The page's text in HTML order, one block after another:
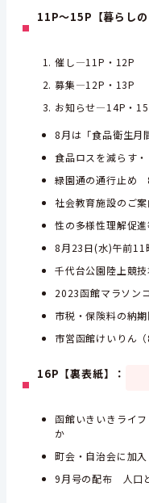
11P～15P【暮らしの
催し—11P・12P
募集—12P・13P
お知らせ—14P・
8月は「食品衛生月
食品ロスを減らす
緑園通の通行止め
社会教育施設のご
性の多様性理解促
8月23日(水)午前11
千代台公園陸上競
2023函館マラソン
市税・保険料の納
市営函館けいりん（
16P【裏表紙】：
函館いきいきライ
か
町会・自治会に加
9月号の配布 人口